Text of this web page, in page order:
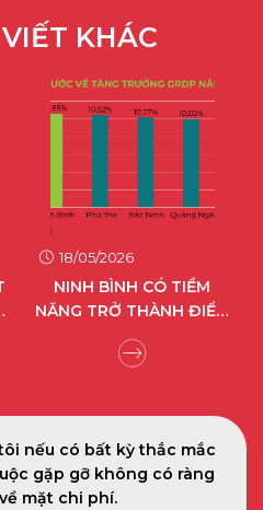
KHÁC
18/05/2026
NINH BÌNH CÓ TIỀM
NĂNG TRỞ THÀNH ĐIỂM
ĐẾN CÔNG NGHIỆP XANH
HIỆN ĐẠI CỦA MIỀN BẮC
nếu có bất kỳ thắc mắc
gặp gỡ không có ràng
mặt chi phí.